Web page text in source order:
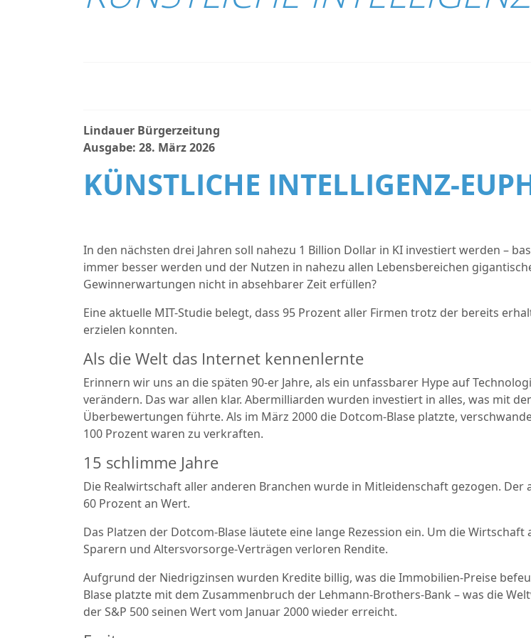
Lindauer Bürgerzeitung
Ausgabe: 28. März 2026
KÜNSTLICHE INTELLIGENZ-
In den nächsten drei Jahren soll nahezu 1 Billion Dollar in KI investiert werden –
immer besser werden und der Nutzen in nahezu allen Lebensbereichen
Gewinnerwartungen nicht in absehbarer Zeit erfüllen?
Eine aktuelle MIT-Studie belegt, dass 95 Prozent aller Firmen trotz der bereits
erzielen konnten.
Als die Welt das Internet kennenlernte
Erinnern wir uns an die späten 90-er Jahre, als ein unfassbarer Hype auf
verändern. Das war allen klar. Abermilliarden wurden investiert in alles, was mit
Überbewertungen führte. Als im März 2000 die Dotcom-Blase platzte,
100 Prozent waren zu verkraften.
15 schlimme Jahre
Die Realwirtschaft aller anderen Branchen wurde in Mitleidenschaft gezogen.
60 Prozent an Wert.
Das Platzen der Dotcom-Blase läutete eine lange Rezession ein. Um die
Sparern und Altersvorsorge-Verträgen verloren Rendite.
Aufgrund der Niedrigzinsen wurden Kredite billig, was die Immobilien-Preise
Blase platzte mit dem Zusammenbruch der Lehmann-Brothers-Bank – was die
der S&P 500 seinen Wert vom Januar 2000 wieder erreicht.